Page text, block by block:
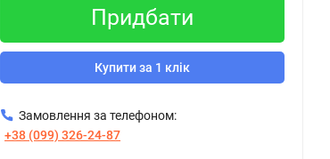
Придбати
Купити за 1 клік
Замовлення за телефоном:
+38 (099) 326-24-87